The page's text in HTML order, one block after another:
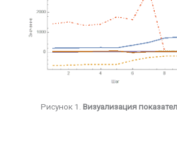
Рисунок 1. Визуализация